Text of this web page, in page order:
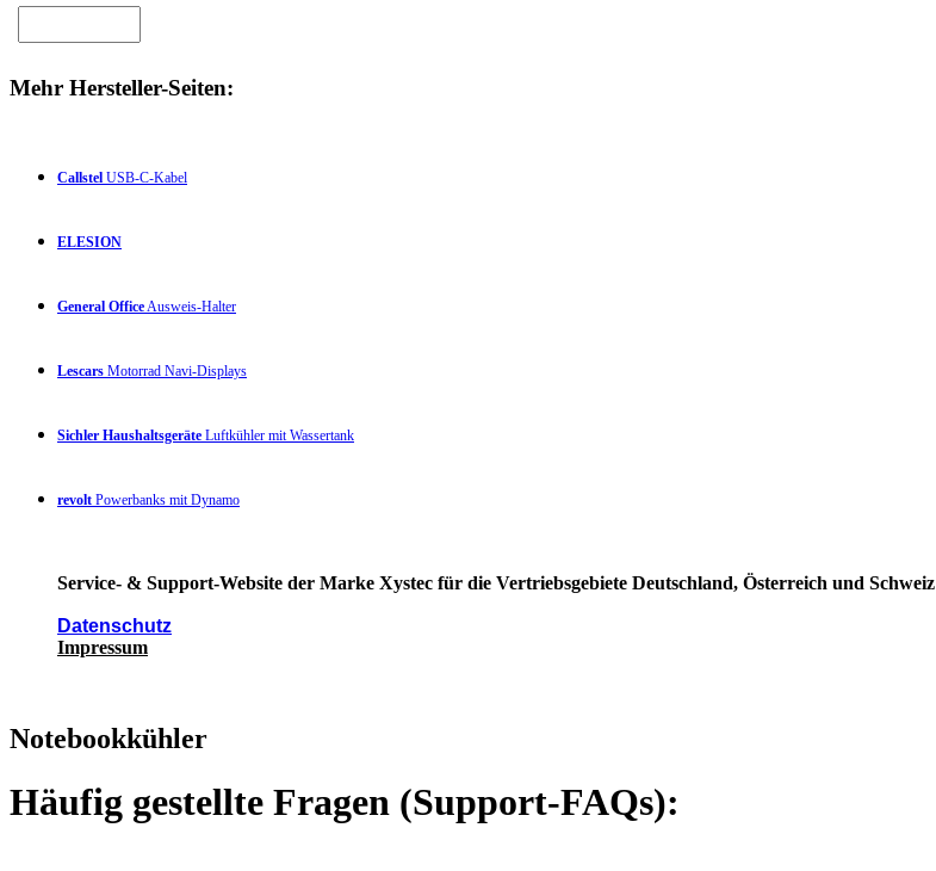
Mehr Hersteller-Seiten:
Callstel USB-C-Kabel
ELESION
General Office Ausweis-Halter
Lescars Motorrad Navi-Displays
Sichler Haushaltsgeräte Luftkühler mit Wassertank
revolt Powerbanks mit Dynamo
Service- & Support-Website der Marke Xystec für die Vertriebsgebiete Deutschland, Österreich und Schweiz
Datenschutz
Impressum
Notebookkühler
Häufig gestellte Fragen (Support-FAQs):